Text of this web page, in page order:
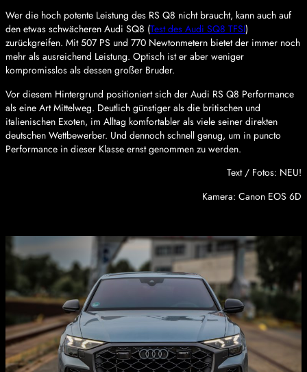
Wer die hoch potente Leistung des RS Q8 nicht braucht, kann auch auf
den etwas schwächeren Audi SQ8 (Test des Audi SQ8 TFSI)
zurückgreifen. Mit 507 PS und 770 Newtonmetern bietet der immer noch
mehr als ausreichend Leistung. Optisch ist er aber weniger
kompromisslos als dessen großer Bruder.
Vor diesem Hintergrund positioniert sich der Audi RS Q8 Performance
als eine Art Mittelweg. Deutlich günstiger als die britischen und
italienischen Exoten, im Alltag komfortabler als viele seiner direkten
deutschen Wettbewerber. Und dennoch schnell genug, um in puncto
Performance in dieser Klasse ernst genommen zu werden.
Text / Fotos: NEU!
Kamera: Canon EOS 6D